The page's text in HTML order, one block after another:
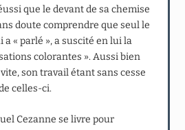
que le devant de sa chemise
doute comprendre que seul le
« parlé », a suscité en lui la
colorantes ». Aussi bien
son travail étant sans cesse
celles-ci.
Cezanne se livre pour